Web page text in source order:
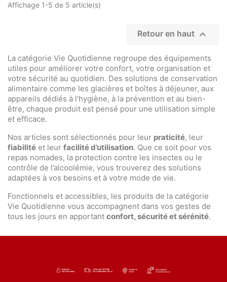
Affichage 1-5 de 5 article(s)
Retour en haut 
La catégorie Vie Quotidienne regroupe des équipements
utiles pour améliorer votre confort, votre organisation et
votre sécurité au quotidien. Des solutions de conservation
alimentaire comme les glacières et boîtes à déjeuner, aux
appareils dédiés à l’hygiène, à la prévention et au bien-
être, chaque produit est pensé pour une utilisation simple
et efficace.
Nos articles sont sélectionnés pour leur praticité, leur
fiabilité et leur facilité d’utilisation. Que ce soit pour vos
repas nomades, la protection contre les insectes ou le
contrôle de l’alcoolémie, vous trouverez des solutions
adaptées à vos besoins et à votre mode de vie.
Fonctionnels et accessibles, les produits de la catégorie
Vie Quotidienne vous accompagnent dans vos gestes de
tous les jours en apportant confort, sécurité et sérénité.